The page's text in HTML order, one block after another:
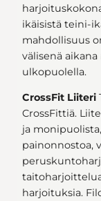
ikäisistä teini-
mahdollisuus
välisenä
ulkopuolella.
CrossFit Liiteri
CrossFittiä.
ja
painonnostoa,
harjoituksia.